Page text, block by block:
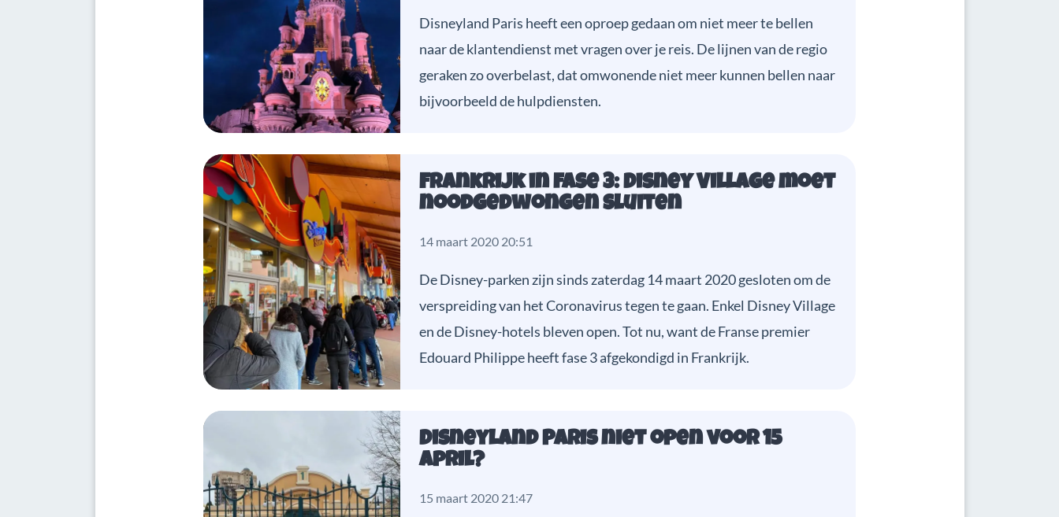
Disneyland Paris heeft een oproep gedaan om niet meer te bellen
naar de klantendienst met vragen over je reis. De lijnen van de regio
geraken zo overbelast, dat omwonende niet meer kunnen bellen naar
bijvoorbeeld de hulpdiensten.
Frankrijk in fase 3: Disney Village moet
noodgedwongen sluiten
14 maart 2020 20:51
De Disney-parken zijn sinds zaterdag 14 maart 2020 gesloten om de
verspreiding van het Coronavirus tegen te gaan. Enkel Disney Village
en de Disney-hotels bleven open. Tot nu, want de Franse premier
Edouard Philippe heeft fase 3 afgekondigd in Frankrijk.
Disneyland Paris niet open voor 15
april?
15 maart 2020 21:47